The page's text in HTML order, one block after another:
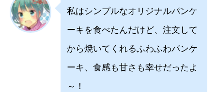
私はシンプルなオリジナルパンケ
ーキを食べたんだけど、注文して
から焼いてくれるふわふわパンケ
ーキ、食感も甘さも幸せだったよ
～！